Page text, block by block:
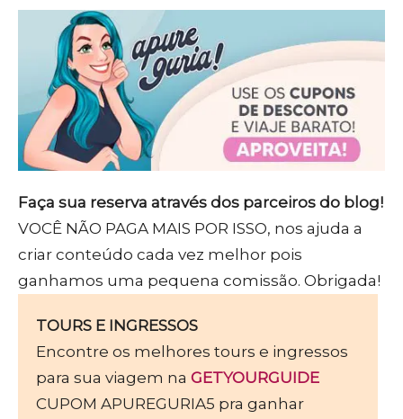
Faça sua reserva através dos parceiros do blog!
VOCÊ NÃO PAGA MAIS POR ISSO, nos ajuda a
criar conteúdo cada vez melhor pois
ganhamos uma pequena comissão. Obrigada!
TOURS E INGRESSOS
Encontre os melhores tours e ingressos
para sua viagem naGETYOURGUIDE
CUPOM APUREGURIA5 pra ganhar